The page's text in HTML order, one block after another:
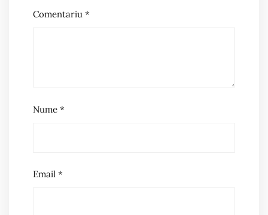
Comentariu *
Nume *
Email *